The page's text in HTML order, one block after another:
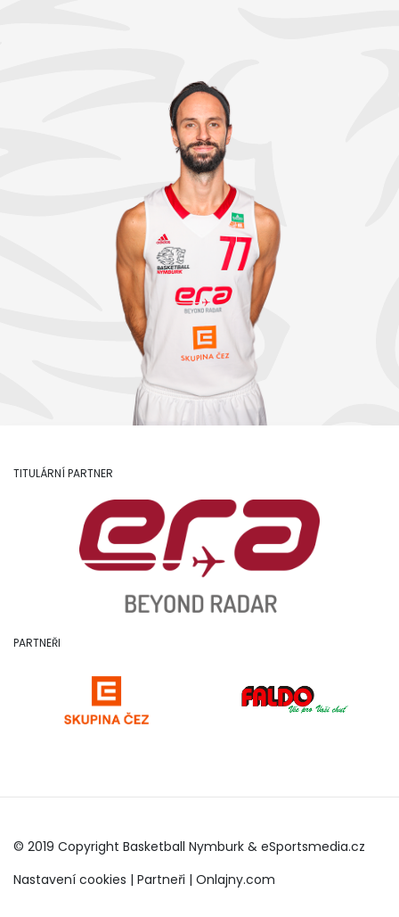
TITULÁRNÍ PARTNER
PARTNEŘI
© 2019 Copyright Basketball Nymburk & eSportsmedia.cz
Nastavení cookies | Partneři | Onlajny.com